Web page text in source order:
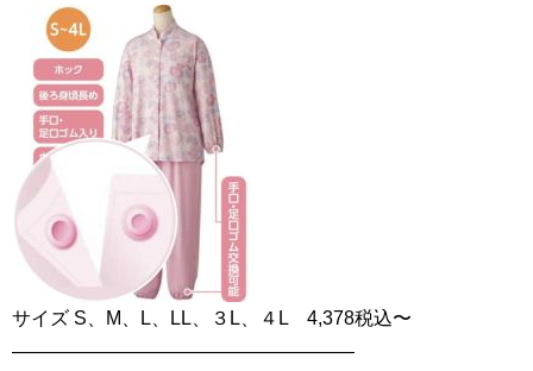
サイズ S、M、L、LL、３L、４L 4,378税込〜
——————————————————